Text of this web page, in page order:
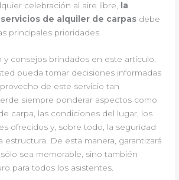
celebración al aire libre,
la
de alquiler de carpas debe
principales prioridades.
y consejos brindados en este artículo,
pueda tomar decisiones informadas
de este servicio tan
siempre ponderar aspectos como
carpa, las condiciones del lugar, los
ofrecidos y, sobre todo, la seguridad
estructura. De esta manera, garantizará
sea memorable, sino también
para todos los asistentes.